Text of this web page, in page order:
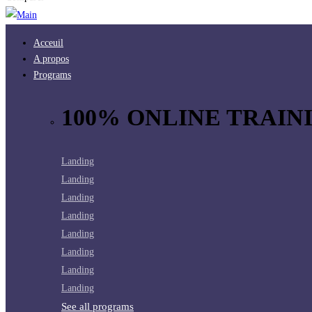
Acceuil
A propos
Programs
100% ONLINE
Landing
Landing
Landing
Landing
Landing
Landing
Landing
Landing
See all programs